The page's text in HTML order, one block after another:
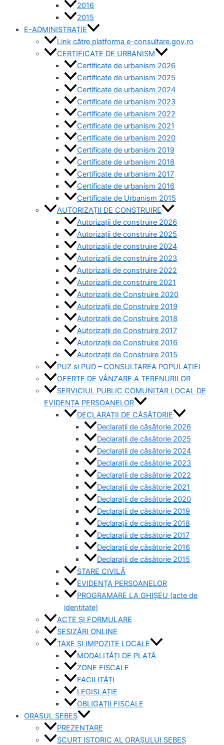
2016
2015
E-ADMINISTRAȚIE
Link către platforma e-consultare.gov.ro
CERTIFICATE DE URBANISM
Certificate de urbanism 2026
Certificate de urbanism 2025
Certificate de urbanism 2024
Certificate de urbanism 2023
Certificate de urbanism 2022
Certificate de urbanism 2021
Certificate de urbanism 2020
Certificate de urbanism 2019
Certificate de urbanism 2018
Certificate de urbanism 2017
Certificate de urbanism 2016
Certificate de Urbanism 2015
AUTORIZAȚII DE CONSTRUIRE
Autorizații de construire 2026
Autorizații de construire 2025
Autorizații de construire 2024
Autorizații de construire 2023
Autorizații de construire 2022
Autorizații de construire 2021
Autorizații de Construire 2020
Autorizații de Construire 2019
Autorizaţii de Construire 2018
Autorizaţii de Construire 2017
Autorizaţii de Construire 2016
Autorizaţii de Construire 2015
PUZ si PUD – CONSULTAREA POPULAȚIEI
OFERTE DE VÂNZARE A TERENURILOR
SERVICIUL PUBLIC COMUNITAR LOCAL DE
EVIDENȚA PERSOANELOR
DECLARAȚII DE CĂSĂTORIE
Declarații de căsătorie 2026
Declarații de căsătorie 2025
Declarații de căsătorie 2024
Declarații de căsătorie 2023
Declarații de căsătorie 2022
Declarații de căsătorie 2021
Declarații de căsătorie 2020
Declarații de căsătorie 2019
Declarații de căsătorie 2018
Declarații de căsătorie 2017
Declarații de căsătorie 2016
Declarații de căsătorie 2015
STARE CIVILĂ
EVIDENȚA PERSOANELOR
PROGRAMARE LA GHIȘEU (acte de
identitate)
ACTE ȘI FORMULARE
SESIZĂRI ONLINE
TAXE ȘI IMPOZITE LOCALE
MODALITĂȚI DE PLATĂ
ZONE FISCALE
FACILITĂȚI
LEGISLAȚIE
OBLIGAȚII FISCALE
ORAȘUL SEBEȘ
PREZENTARE
SCURT ISTORIC AL ORAȘULUI SEBEȘ